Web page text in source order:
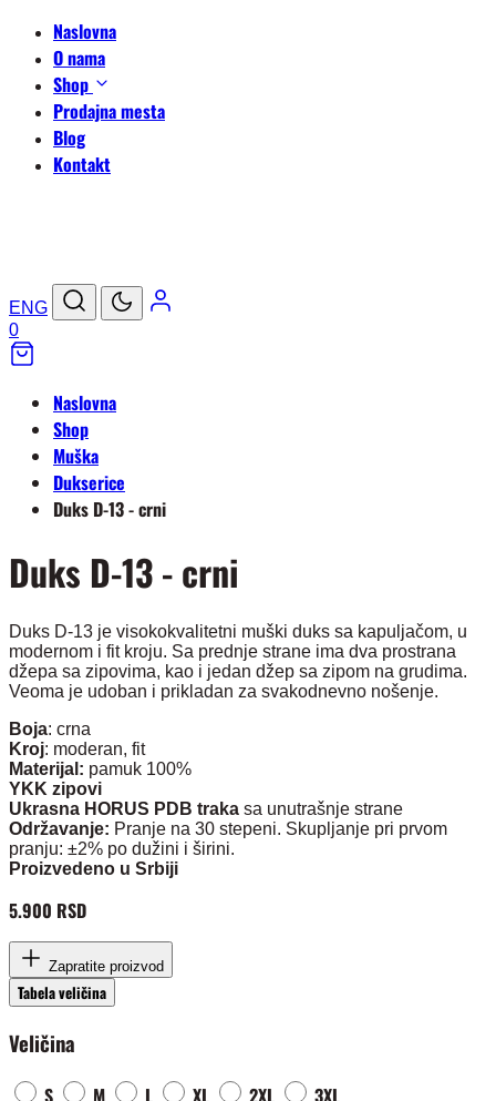
Naslovna
O nama
Shop
Prodajna mesta
Blog
Kontakt
ENG
0
Naslovna
Shop
Muška
Dukserice
Duks D-13 - crni
Duks D-13 - crni
Duks D-13 je visokokvalitetni muški duks sa kapuljačom, u
modernom i fit kroju. Sa prednje strane ima dva prostrana
džepa sa zipovima, kao i jedan džep sa zipom na grudima.
Veoma je udoban i prikladan za svakodnevno nošenje.
Boja: crna
Kroj: moderan, fit
Materijal: pamuk 100%
YKK zipovi
Ukrasna HORUS PDB traka sa unutrašnje strane
Održavanje: Pranje na 30 stepeni. Skupljanje pri prvom
pranju: ±2% po dužini i širini.
Proizvedeno u Srbiji
5.900 RSD
Zapratite proizvod
Tabela veličina
Veličina